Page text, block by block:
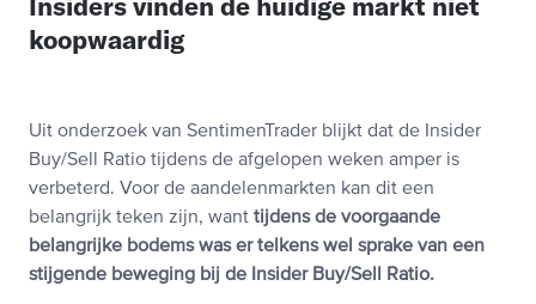
koopwaardig
Uit onderzoek van SentimenTrader blijkt dat de Insider
Buy/Sell Ratio tijdens de afgelopen weken amper is
verbeterd. Voor de aandelenmarkten kan dit een
belangrijk teken zijn, want tijdens de voorgaande
belangrijke bodems was er telkens wel sprake van een
stijgende beweging bij de Insider Buy/Sell Ratio.